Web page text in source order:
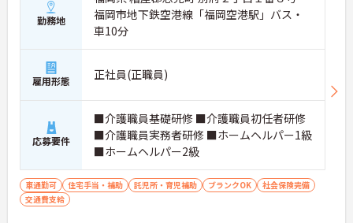
勤務地
福岡市地下鉄空港線「福岡空港駅」バス・
車10分
雇用形態 正社員(正職員)
応募要件
■介護職員基礎研修 ■介護職員初任者研修
■介護職員実務者研修 ■ホームヘルパー1級
■ホームヘルパー2級
車通勤可 住宅手当・補助 託児所・育児補助 ブランクOK
社会保険完備
交通費支給